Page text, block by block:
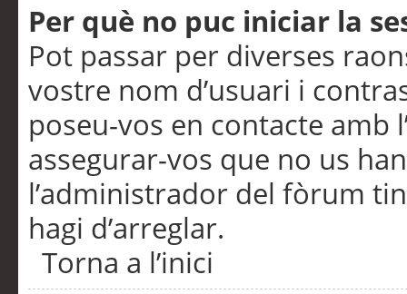
Per què no puc iniciar la
Pot passar per diverses
vostre nom d’usuari i
poseu-vos en contacte
assegurar-vos que no us
l’administrador del fòrum
hagi d’arreglar.
Torna a l’inici